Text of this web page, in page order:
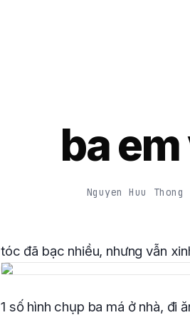
ba
Nguyen Huu Thong
tóc đã bạc nhiều, nhưng vẫn
1 số hình chụp ba má ở nhà, đi